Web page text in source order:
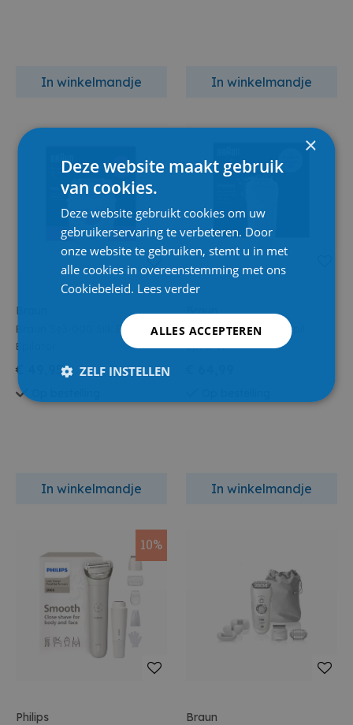
In winkelmandje In winkelmandje
Braun
Braun Se3-000 Silk Epil
Epilator
€ 49,95
In winkelmandje
Braun
Braun Se5-000 Silk Epil
Epilator
In winkelmandje
10%
Philips Braun
×
Deze website maakt gebruik
van cookies.
Deze website gebruikt cookies om uw
gebruikerservaring te verbeteren. Door
onze website te gebruiken, stemt u in met
alle cookies in overeenstemming met ons
Cookiebeleid. Lees verder
ALLES ACCEPTEREN
ZELF INSTELLEN